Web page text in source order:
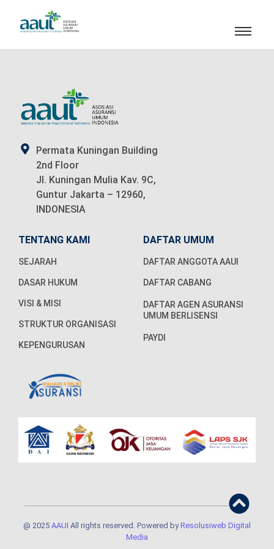
Permata Kuningan Building
2nd Floor
Jl. Kuningan Mulia Kav. 9C,
Guntur Jakarta – 12960,
INDONESIA
TENTANG KAMI
SEJARAH
DASAR HUKUM
VISI & MISI
STRUKTUR ORGANISASI
KEPENGURUSAN
DAFTAR UMUM
DAFTAR ANGGOTA AAUI
DAFTAR CABANG
DAFTAR AGEN ASURANSI
UMUM BERLISENSI
PAYDI
@ 2025 AAUI All rights reserved. Powered byResolusiweb Digital
Media